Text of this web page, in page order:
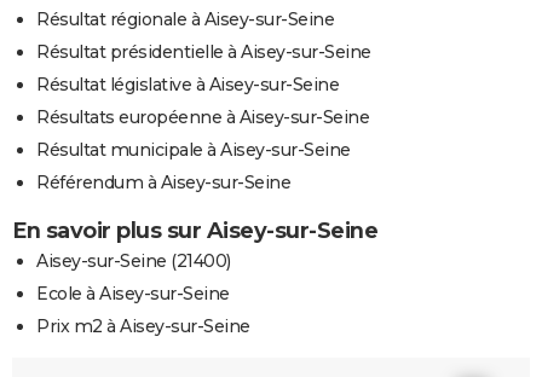
Résultat régionale à Aisey-sur-Seine
Résultat présidentielle à Aisey-sur-Seine
Résultat législative à Aisey-sur-Seine
Résultats européenne à Aisey-sur-Seine
Résultat municipale à Aisey-sur-Seine
Référendum à Aisey-sur-Seine
En savoir plus sur Aisey-sur-Seine
Aisey-sur-Seine (21400)
Ecole à Aisey-sur-Seine
Prix m2 à Aisey-sur-Seine